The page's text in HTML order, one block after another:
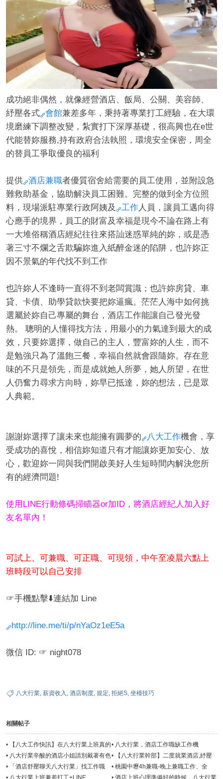
成功絕非偶然，就像經營酒店、飯局、公關、美容師、
紓壓各式 會館兼差多年，秉持著專業打工經驗，在大環
境磨練下調整改變，紮實打下深厚基礎，很高興也在e世
代能替妳服務,持有政府合法執照，環境安全保密，周全
的替員工爭取優良的福利
提供 酒店兼職者優質宿舍給需要的員工使用，並附設急
難救助基金，協助解決員工困難。完整的做到全方位照
料，現場派駐專業行政阿姨及
工作 人員，讓員工邁向得
心應手的境界，員工的財富及幸福是現今不論在路上有
一大堆俗稱酒店經紀往往來搭訕迷惑單純的妳，或是憑
著三寸不爛之舌欺騙妳進入紙醉金迷的陷阱，也許妳正
因不景氣的年代找不到工作
也許妳人不逢時一直得不到老闆賞識；也許妳房貸、車
貸、卡債、助學貸款快要把妳逼瘋。茫茫人海中如何挑
選屬於妳自己專屬的舞台，酒店工作能讓自己發光發
熱。 聰明的人懂得找方法，用最小的力氣達到最大的成
效，只要妳選擇，做自己的主人，豐富妳的人生，而不
是勉強只為了溫飽三餐，幸福自然就會跟隨妳。存在意
味的不只是領先，而是成就她人所夢，她人所望，在世
人仍奮力尋求方向時，妳早已抵達，妳的想法，已是眾
人典範。
謝謝妳選擇了讓未來也能擁有圓夢的 八大工作機會，享
受成功的喜悅，相信妳知道只有才能讓妳更加安心、放
心，歡迎妳一同與我們開啟美好人生短時間內解決您所
有的經濟問題!
使用LINE行動條碼掃瞄器or加ID，將酒店經紀人加入好
友名單內！
可試上、可兼職、可正職、可現領，中午至凌晨六點上
班時段可以自己安排
☞手機點擊⬇️連結加 Line
http://line.me/ti/p/nYaOz1eE5a
微信 ID: ☞ night078
八大行業, 薪資收入 , 酒店制度, 規定, 拒絕S, 坐檯技巧
相關帖子
•
【八大工作快訊】在八大行業上班真的
可以免喝酒嗎?
• 八大行業，酒店工作職缺工作機
會-2024年9月
• 八大行業辛酸的酒店小姐請別戴著有色
眼鏡看待
•
【八大行業幹部】二度就業酒店,紓壓
會館,兼職讓應徵者最信賴的經紀人
•
「酒店舒壓聊天八大行業」找工作職
缺-2026年3月經紀公司推薦
• 桃園中壢4h兼職-晚上兼職工作、全
職、免喝酒、八大行業工作職缺
• 八大行業上班兼差打工+LINE • 酒店上班心理準備好的時候，八大行業